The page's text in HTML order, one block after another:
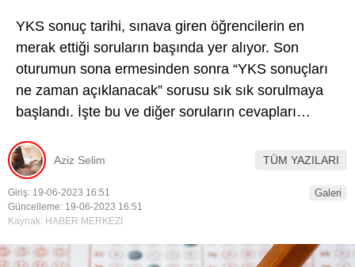
Twitter
TEKNOLOJI
YKS sonuç tarihi, sınava giren öğrencilerin en
merak ettiği soruların başında yer alıyor. Son
oturumun sona ermesinden sonra “YKS sonuçları
ne zaman açıklanacak” sorusu sık sık sorulmaya
başlandı. İşte bu ve diğer soruların cevapları…
Aziz Selim TÜM YAZILARI
Giriş: 19-06-2023 16:51
Güncelleme: 19-06-2023 16:51
Kaynak: HABER MERKEZİ
Galeri